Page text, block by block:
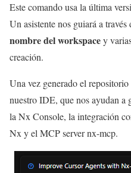
Este comando usa la última
Un asistente nos guiará a
nombre del workspacey
creación.
Una vez generado el
nuestro IDE, que nos ayudan a
la Nx Console, la integración
Nx y el MCP server nx-mcp.